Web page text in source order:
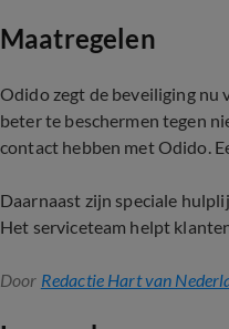
Maatregelen
Odido zegt de beveiliging nu
beter te beschermen tegen
contact hebben met Odido.
Daarnaast zijn speciale
Het serviceteam helpt
Door Redactie Hart van